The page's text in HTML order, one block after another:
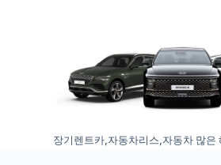
장기렌트카,자동차리스,자동차 많은